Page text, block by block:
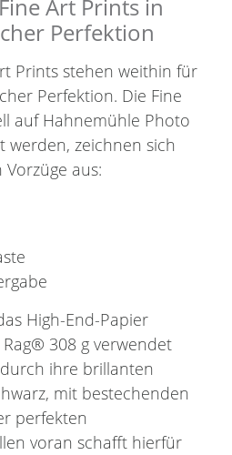
Art Prints in
Perfektion
Prints stehen weithin für
Perfektion. Die Fine
auf Hahnemühle Photo
werden, zeichnen sich
aus:
High-End-Papier
308 g verwendet
ihre brillanten
mit bestechenden
perfekten
voran schafft hierfür